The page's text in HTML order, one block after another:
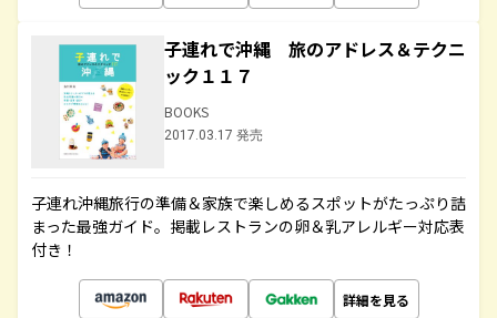
子連れで沖縄 旅のアドレス＆テクニ
ック１１７
BOOKS
2017.03.17 発売
子連れ沖縄旅行の準備＆家族で楽しめるスポットがたっぷり詰
まった最強ガイド。掲載レストランの卵＆乳アレルギー対応表
付き！
詳細を見る